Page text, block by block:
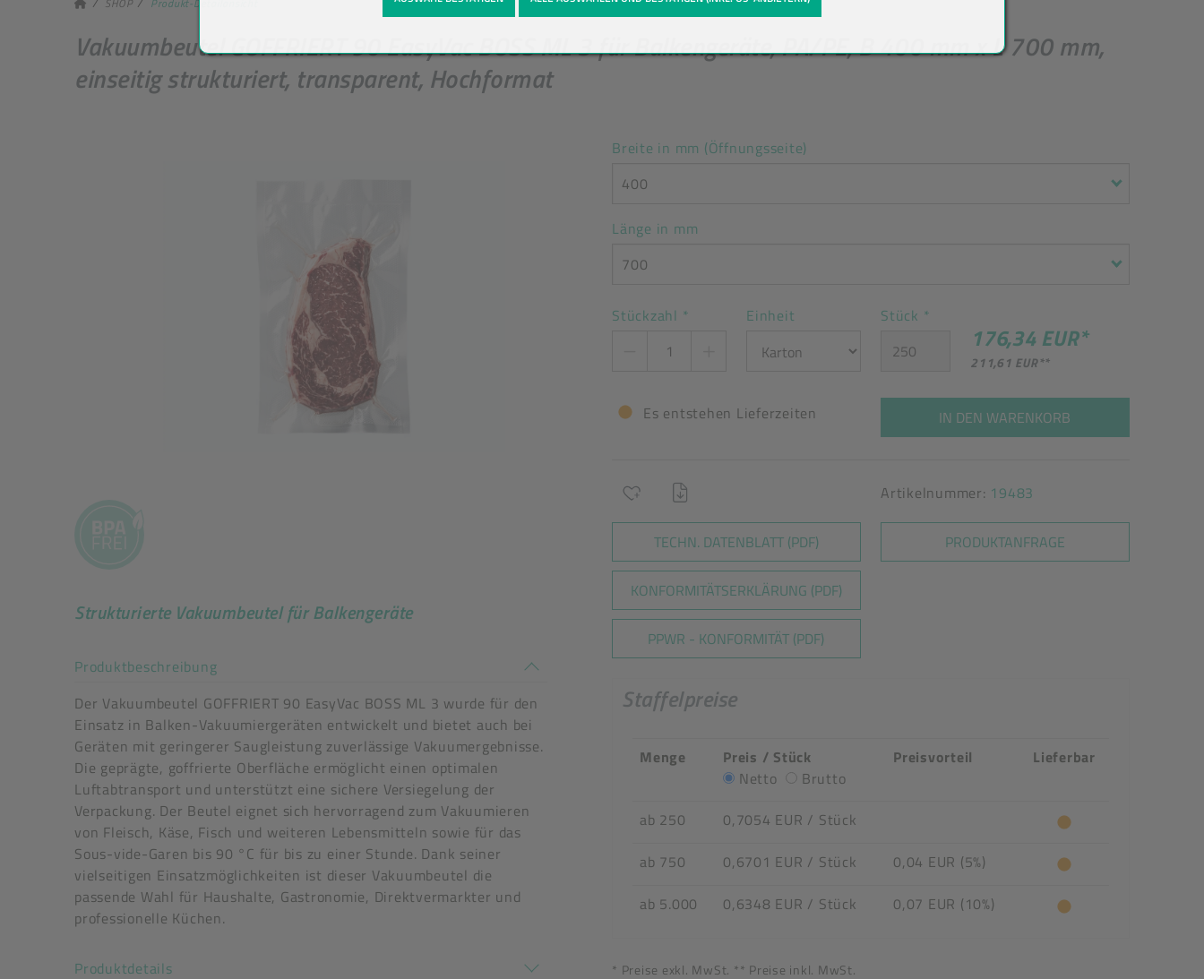
Vakuumbeutel GOFFRIERT 90 EasyVac BOSS ML 3 für Balkengeräte, PA/PE, B 400 mm x L 700 mm,
einseitig strukturiert, transparent, Hochformat
Strukturierte Vakuumbeutel für Balkengeräte
Produktbeschreibung
Akkordeon auf-/zuklappen stimmen nicht überein
Der Vakuumbeutel GOFFRIERT 90 EasyVac BOSS ML 3 wurde für den
Einsatz in Balken-Vakuumiergeräten entwickelt und bietet auch bei
Geräten mit geringerer Saugleistung zuverlässige Vakuumergebnisse.
Die geprägte, goffrierte Oberfläche ermöglicht einen optimalen
Luftabtransport und unterstützt eine sichere Versiegelung der
Verpackung. Der Beutel eignet sich hervorragend zum Vakuumieren
von Fleisch, Käse, Fisch und weiteren Lebensmitteln sowie für das
Sous-vide-Garen bis 90 °C für bis zu einer Stunde. Dank seiner
vielseitigen Einsatzmöglichkeiten ist dieser Vakuumbeutel die
passende Wahl für Haushalte, Gastronomie, Direktvermarkter und
professionelle Küchen.
Produktdetails
Breite in mm (Öffnungsseite)
400
Länge in mm
700
Stückzahl * Einheit Stück *
176,34 EUR*
211,61 EUR**
Es entstehen Lieferzeiten IN DEN WARENKORB
Artikelnummer: 19483
TECHN. DATENBLATT (PDF)
KONFORMITÄTSERKLÄRUNG (PDF)
PPWR - KONFORMITÄT (PDF)
PRODUKTANFRAGE
Staffelpreise
Menge
Preis / Stück
Netto
Brutto
Preisvorteil Lieferbar
ab 250 0,7054 EUR / Stück
ab 750
0,6701 EUR / Stück
0,04 EUR (5%)
ab 5.000
0,6348 EUR / Stück 0,07 EUR (10%)
* Preise exkl. MwSt. ** Preise inkl. MwSt.